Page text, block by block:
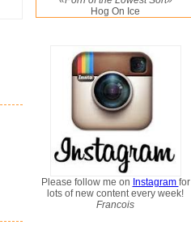
Hog On Ice
Please follow me on Instagram for
lots of new content every week!
Francois